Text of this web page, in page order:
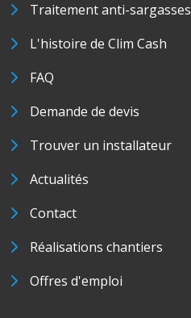
Traitement anti-sargasses
L'histoire de Clim Cash
FAQ
Demande de devis
Trouver un installateur
Actualités
Contact
Réalisations chantiers
Offres d'emploi